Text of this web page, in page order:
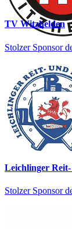
TV Witzhelden
Stolzer Sponsor
Leichlinger
Stolzer Sponsor